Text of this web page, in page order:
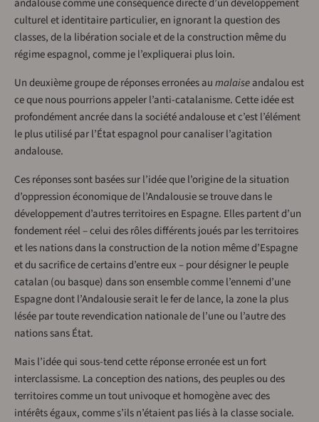
andalouse comme une conséquence directe d’un développement
culturel et identitaire particulier, en ignorant la question des
classes, de la libération sociale et de la construction même du
régime espagnol, comme je l’expliquerai plus loin.
Un deuxième groupe de réponses erronées aumalaiseandalou est
ce que nous pourrions appeler l’anti-catalanisme. Cette idée est
profondément ancrée dans la société andalouse et c’est l’élément
le plus utilisé par l’État espagnol pour canaliser l’agitation
andalouse.
Ces réponses sont basées sur l’idée que l’origine de la situation
d’oppression économique de l’Andalousie se trouve dans le
développement d’autres territoires en Espagne. Elles partent d’un
fondement réel – celui des rôles différents joués par les territoires
et les nations dans la construction de la notion même d’Espagne
et du sacrifice de certains d’entre eux – pour désigner le peuple
catalan (ou basque) dans son ensemble comme l’ennemi d’une
Espagne dont l’Andalousie serait le fer de lance, la zone la plus
lésée par toute revendication nationale de l’une ou l’autre des
nations sans État.
Mais l’idée qui sous-tend cette réponse erronée est un fort
interclassisme. La conception des nations, des peuples ou des
territoires comme un tout univoque et homogène avec des
intérêts égaux, comme s’ils n’étaient pas liés à la classe sociale.